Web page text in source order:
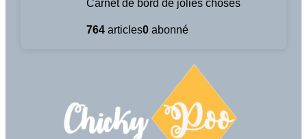
Carnet de bord de jolies choses
764 articles0 abonné